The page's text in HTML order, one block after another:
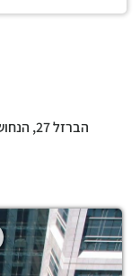
הברזל 27, הנחושת 4,